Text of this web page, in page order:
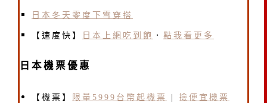
日本冬天零度下雪穿搭
【速度快】 日本上網吃到飽 ． 點我看更多
日本機票優惠
【機票】 限量5999台幣起機票 撿便宜機票